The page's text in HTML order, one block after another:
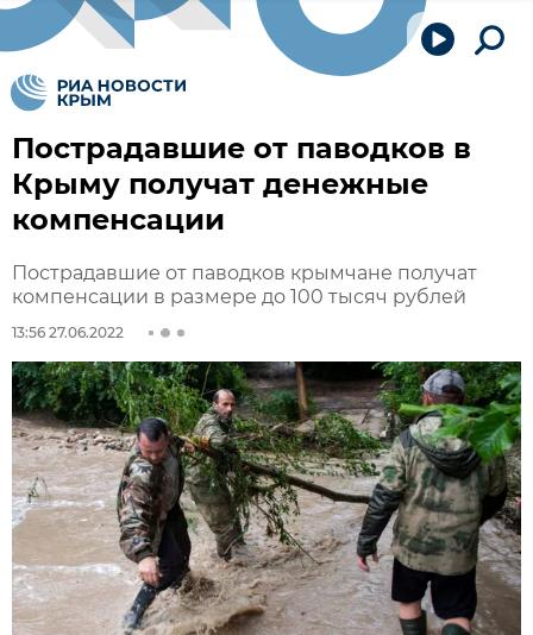
Пострадавшие от паводков в
Крыму получат денежные
компенсации
Пострадавшие от паводков крымчане получат
компенсации в размере до 100 тысяч рублей
13:56 27.06.2022